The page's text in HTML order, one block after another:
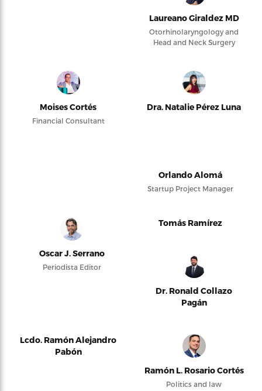
Laureano Giraldez MD
Otorhinolaryngology and
Head and Neck Surgery
Moises Cortés
Financial Consultant
Dra. Natalie Pérez Luna
Orlando Alomá
Startup Project Manager
Oscar J. Serrano
Periodista Editor
Tomás Ramírez
Dr. Ronald Collazo
Pagán
Lcdo. Ramón Alejandro
Pabón
Ramón L. Rosario Cortés
Politics and law